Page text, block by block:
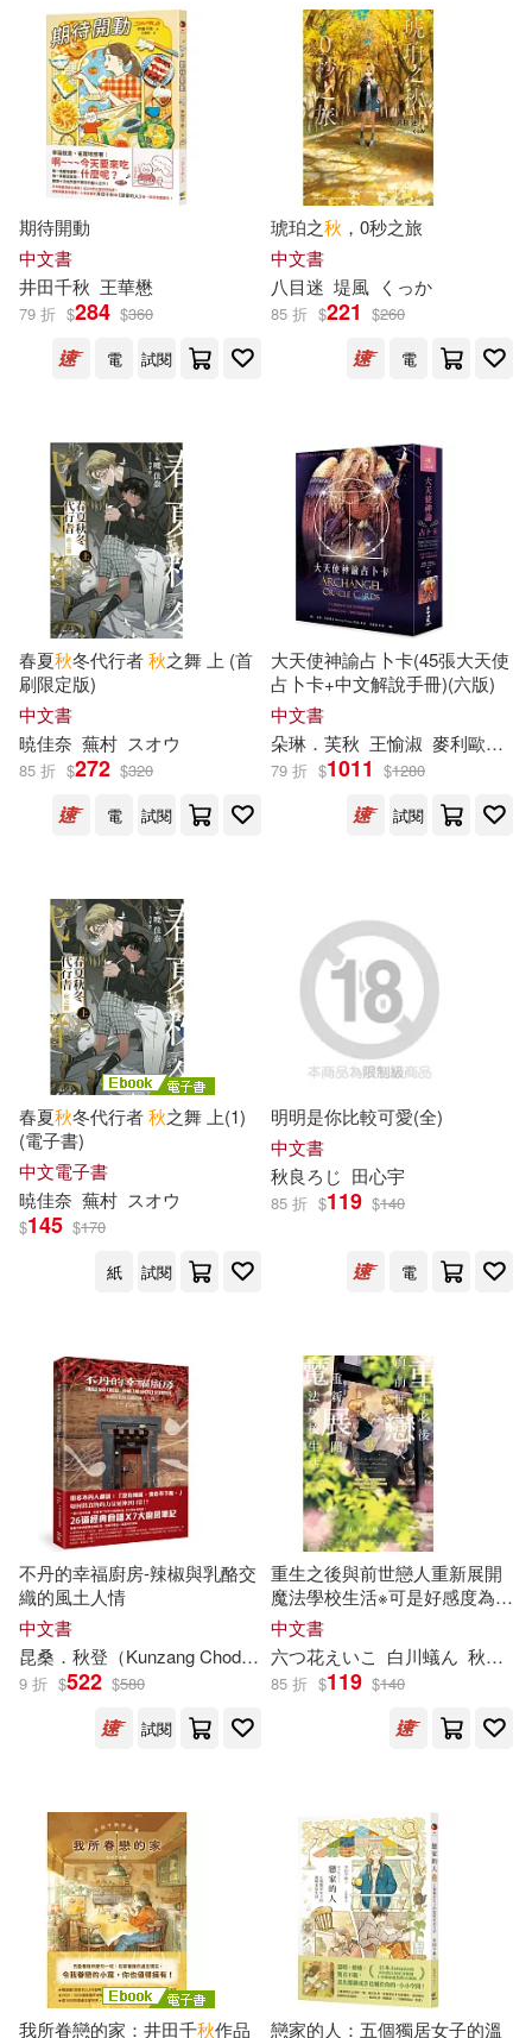
秋鹿ユギリ(12) 程玉秋(12)
哈金(11) 川又千秋(11)
廖秋莎（主編）(11)
李忠秋(11) 槙陽子(11)
白川蟻ん(11) 瞿秋白(11)
秋好(11)
秋山シノ(11) 秋山瑞人(11)
秋重 學(11) 秋重學(11)
鄭技師(11)
（春秋）左丘明(11)
ZUN(10) おの秋人(10)
婁秋琴(10)
易秋（編）(10)
曲一線主編(10) 汪曾祺(10)
秋月小町(10) 秋村とき(10)
莫源秋(10) 藤原カムイ(10)
《亮點給力》編寫組(9)
しろやぎ秋吾(9) 塩本(9)
大衛．里秋(9) 惜秋(9)
文乃ゆき(9) 李金妹(9)
林趕秋(9)
聖千秋(9)
金城一紀(9) 陳明珠(9)
陳福春(9)
新疆青少年出版社(35)
中國社會科學出版社(34)
北京圖書館出版社(34)
廣東人民出版社(34)
法律出版社(34) 說頻文化(34)
中國少年兒童出版社(33)
北京聯合出版公司(33)
南京師範大學出版社(33)
吉林出版集團有限責任公司(32)
天津人民出版社(32)
愛播聽書FM(32)
江蘇鳳凰文藝出版社(32)
上海人民出版社(31)
中信出版社(31)
人民衛生出版社(31)
南京大學出版社(31) 禾廣(31)
行政院僑務委員會(31)
文國書局(30)
河南科學技術出版社(30)
碁峰(30)
中國計量出版社(29)
安徽文藝出版社(29)
東方出版社(29) 大展(28)
期待開動
中文書
井田千秋 王華懋
79 折 $284 $360
電
試閱
琥珀之秋 ，0秒之旅
中文書
八目迷 堤風 くっか
85 折 $221 $260
電
春夏秋冬代行者秋之舞 上 (首
刷限定版)
中文書
暁佳奈 蕪村 スオウ
85 折 $272 $320
電
試閱
大天使神諭占卜卡(45張大天使
占卜卡+中文解說手冊)(六版)
中文書
朵琳．芙秋 王愉淑 麥利歐斯．麥可–喬治等
79 折 $1011 $1280
試閱
春夏秋冬代行者秋之舞 上(1)
(電子書)
中文電子書
暁佳奈 蕪村 スオウ
$145 $170
紙
試閱
明明是你比較可愛(全)
中文書
秋良ろじ 田心宇
85 折 $119 $140
電
不丹的幸福廚房-辣椒與乳酪交
織的風土人情
中文書
昆桑． 秋登（Kunzang Choden） 林君孟
9 折 $522 $580
試閱
重生之後與前世戀人重新展開
魔法學校生活※可是好感度為0
3
中文書
六つ花えいこ
白川蟻ん 秋鹿ユ
85 折 $119 $140
我所眷戀的家：井田千秋作品 戀家的人：五個獨居女子的溫